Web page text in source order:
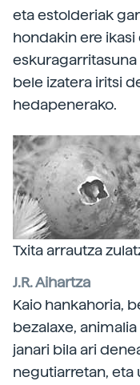
eta estolderiak
hondakin ere
bele izatera iritsi
hedapenerako.
Txita arrautza
J.R. Aihartza
Kaio hankahoria,
bezalaxe,
janari bila ari
negutiarretan, eta